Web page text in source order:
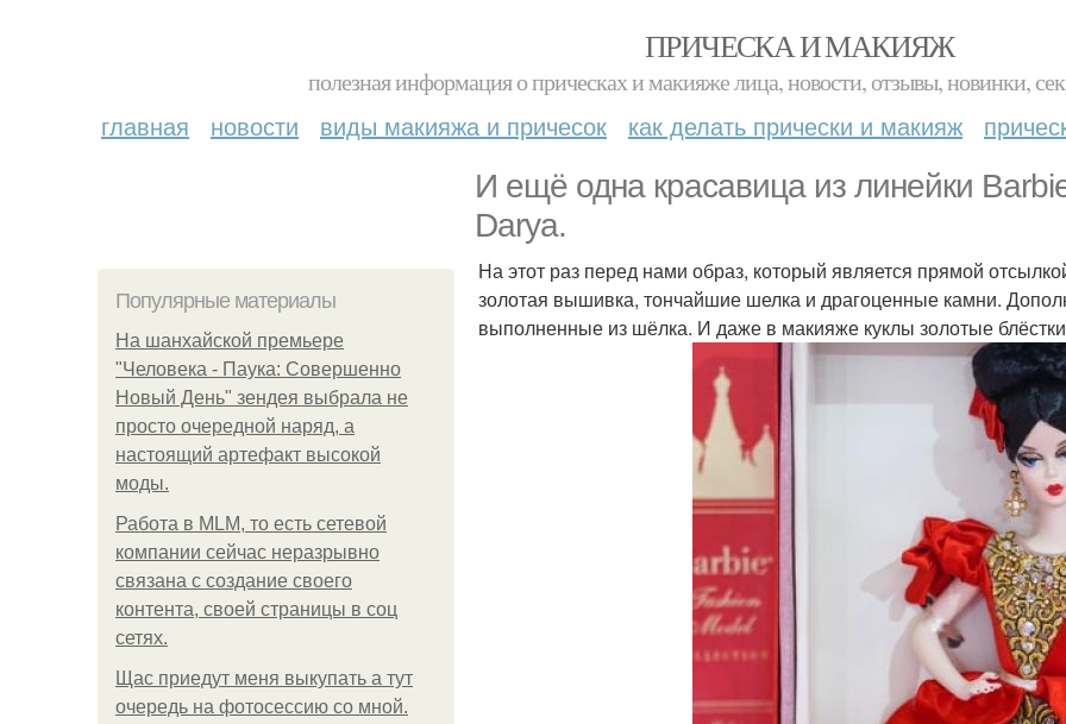
ПРИЧЕСКА И МАКИЯЖ
полезная информация о прическах и макияже лица, новости, отзывы, новинки,
главная новости виды макияжа и причесок как делать прически и макияж
И ещё одна красавица из линейки
Darya.
Популярные материалы
На шанхайской премьере
"Человека - Паука: Совершенно
Новый День" зендея выбрала не
просто очередной наряд, а
настоящий артефакт высокой
моды.
Работа в MLM, то есть сетевой
компании сейчас неразрывно
связана с создание своего
контента, своей страницы в соц
сетях.
Щас приедут меня выкупать а тут
очередь на фотосессию со мной.
На этот раз перед нами образ, который является прямой
золотая вышивка, тончайшие шелка и драгоценные камни.
выполненные из шёлка. И даже в макияже куклы золотые блёстки